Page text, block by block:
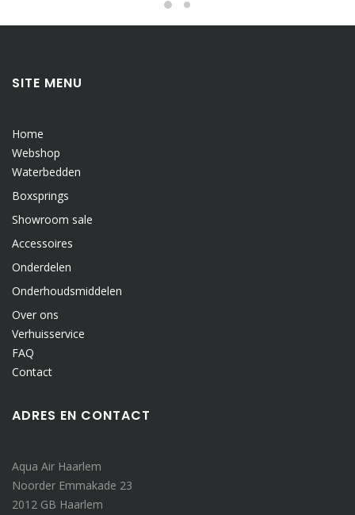
SITE MENU
Home
Webshop
Waterbedden
Boxsprings
Showroom sale
Accessoires
Onderdelen
Onderhoudsmiddelen
Over ons
Verhuisservice
FAQ
Contact
ADRES EN CONTACT
Aqua Air Haarlem
Noorder Emmakade 23
2012 GB Haarlem